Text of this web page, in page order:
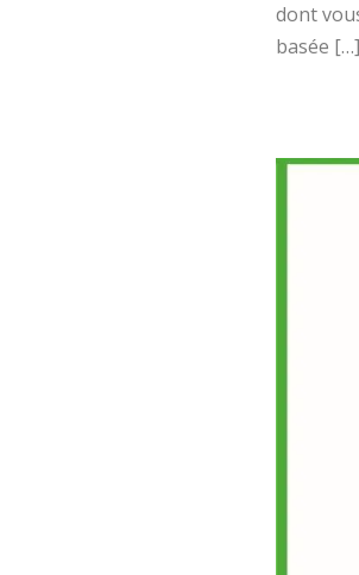
dont
basée […]